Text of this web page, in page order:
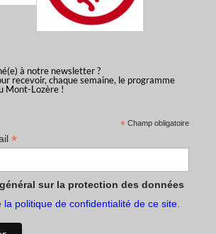
à notre newsletter ?
recevoir, chaque semaine, le programme
Mont-Lozère !
* Champ obligatoire
*
sur la protection des données
la politique de confidentialité de ce site.